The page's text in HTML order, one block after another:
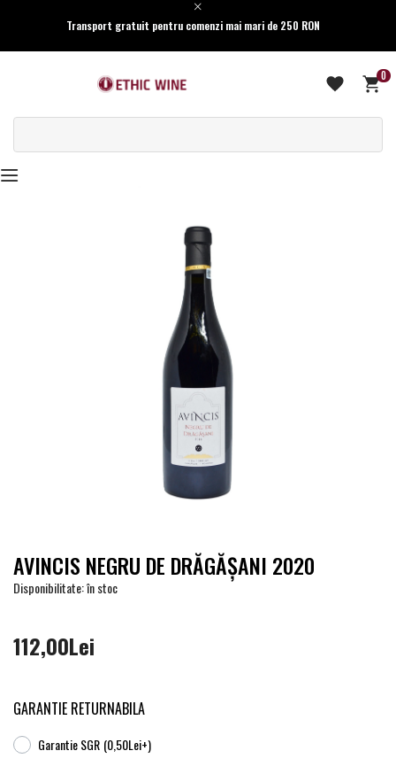
Transport gratuit pentru comenzi mai mari de 250 RON
0
AVINCIS NEGRU DE DRĂGĂŞANI 2020
Disponibilitate: în stoc
112,00Lei
GARANTIE RETURNABILA
Garantie SGR (0,50Lei+)